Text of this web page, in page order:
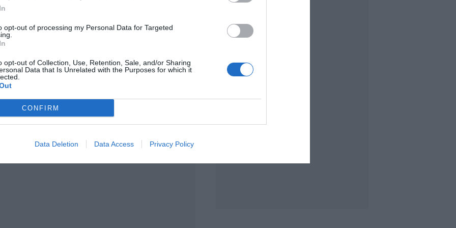
opt-out of processing my Personal Data for Targeted
opt-out of Collection, Use, Retention, Sale, and/or Sharing
Data that Is Unrelated with the Purposes for which it
CONFIRM
Data Deletion Data Access Privacy Policy
Noviembre y un total de 150.334
meses del año, el mercado francés se
1.733.506 matriculaciones. Por último, el
crecimiento del 15,5% y un total de
Enero-Noviembre.
preferida de Google de
de actualidad.